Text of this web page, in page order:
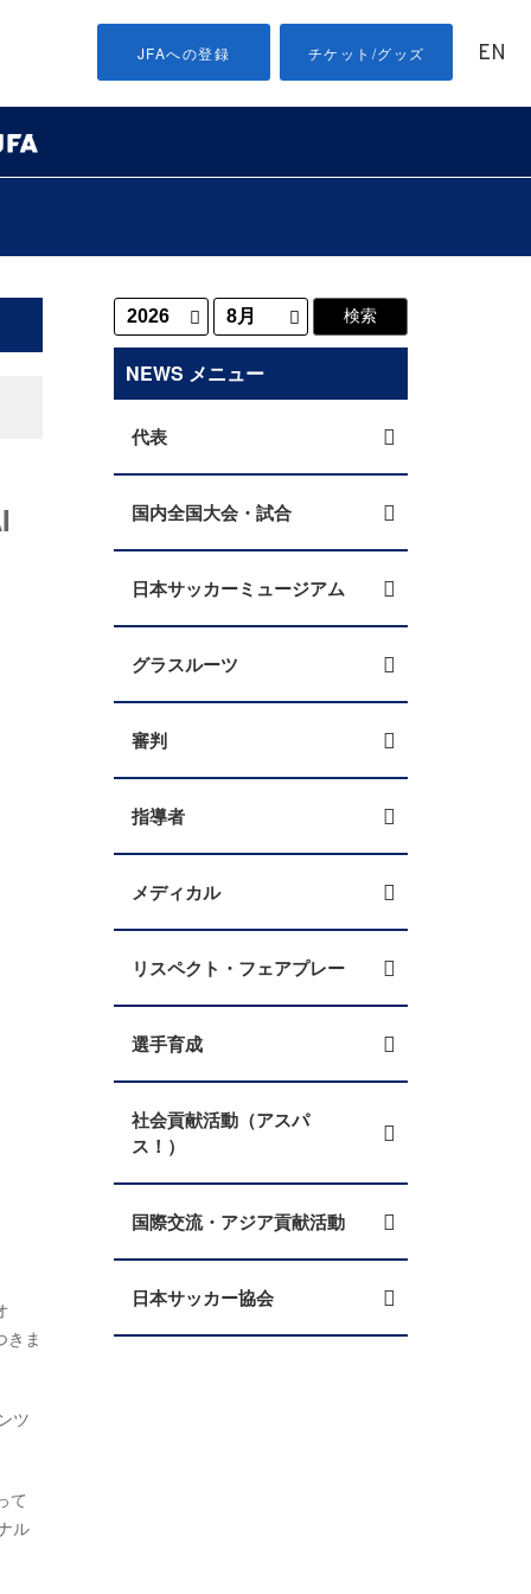
JFAへの登録 チケット/グッズ EN
きま
ツ
て
ル
NEWS メニュー
代表
国内全国大会・試合
日本サッカーミュージアム
グラスルーツ
審判
指導者
メディカル
リスペクト・フェアプレー
選手育成
社会貢献活動（アスパ
ス！）
国際交流・アジア貢献活動
日本サッカー協会